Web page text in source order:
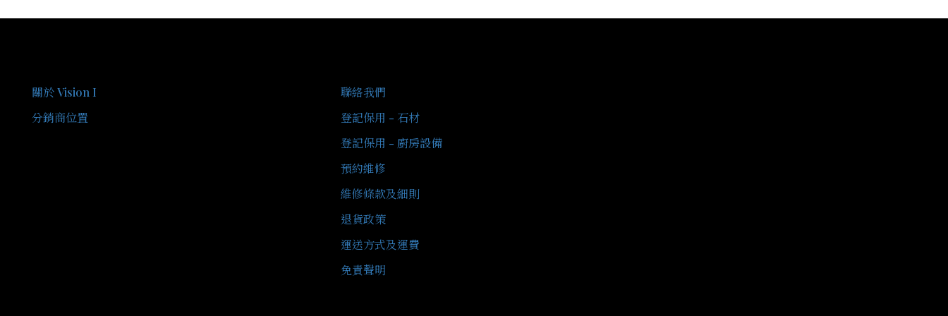
關於 Vision I
分銷商位置
聯絡我們
登記保用 - 石材
登記保用 - 廚房設備
預約維修
維修條款及細則
退貨政策
運送方式及運費
免責聲明